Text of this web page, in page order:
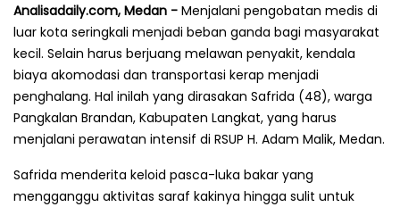
Analisadaily.com, Medan - Menjalani pengobatan medis di
luar kota seringkali menjadi beban ganda bagi masyarakat
kecil. Selain harus berjuang melawan penyakit, kendala
biaya akomodasi dan transportasi kerap menjadi
penghalang. Hal inilah yang dirasakan Safrida (48), warga
Pangkalan Brandan, Kabupaten Langkat, yang harus
menjalani perawatan intensif di RSUP H. Adam Malik, Medan.
Safrida menderita keloid pasca-luka bakar yang
mengganggu aktivitas saraf kakinya hingga sulit untuk